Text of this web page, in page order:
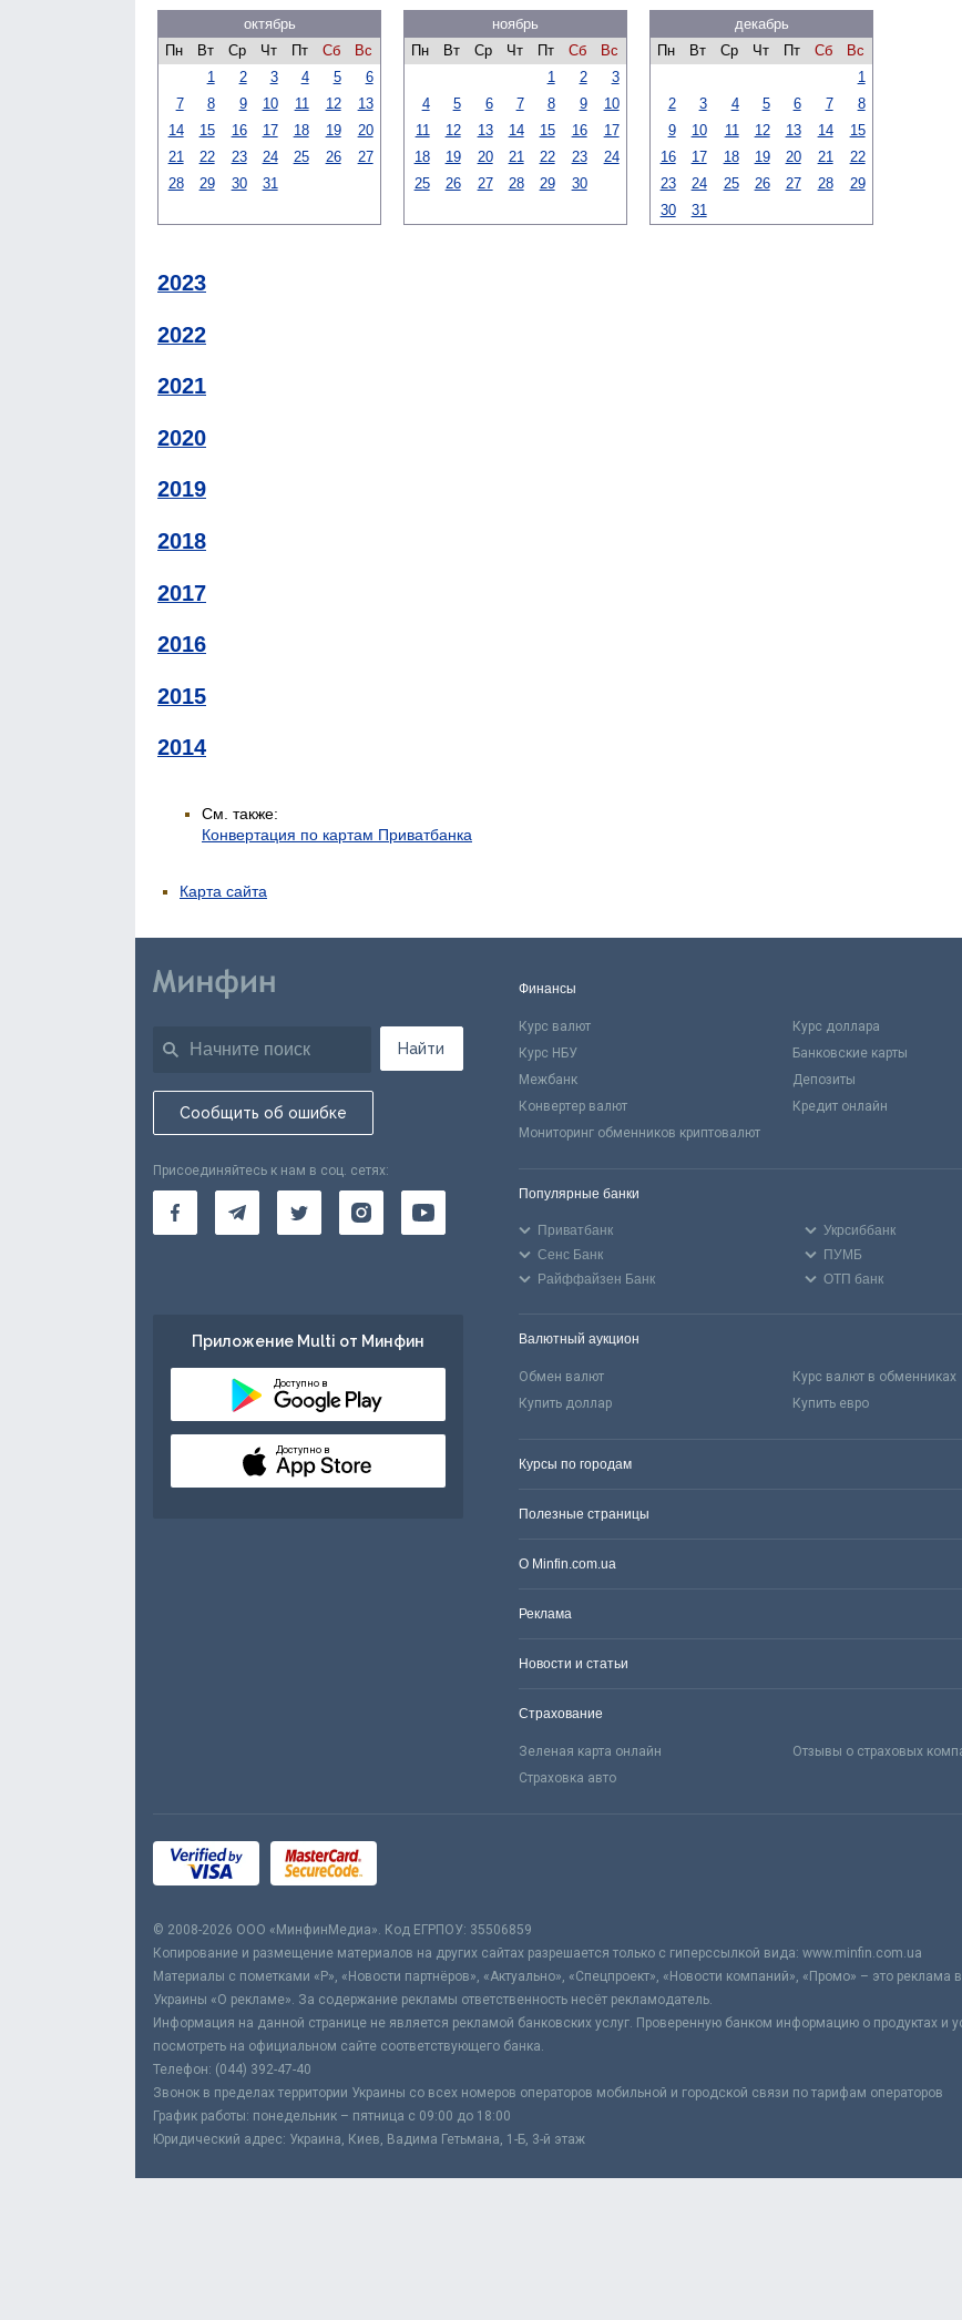
октябрь
Пн
Вт Ср Чт Пт Сб
Вс
1
2 3 4 5
6
7
8 9 10 11 12
13
14
15 16 17 18 19
20
21
22 23 24 25 26
27
28
29 30 31
ноябрь
Пн
Вт Ср Чт Пт Сб
Вс
1
2
3
4
5 6 7 8 9
10
11
12 13 14 15 16
17
18
19 20 21 22 23
24
25
26 27 28 29 30
декабрь
Пн
Вт Ср Чт Пт Сб
Вс
1
2
3 4 5 6 7
8
9
10 11 12 13 14
15
16
17 18 19 20 21
22
23
24 25 26 27 28
29
30
31
2023
2022
2021
2020
2019
2018
2017
2016
2015
2014
См. также:
Конвертация по картам Приватбанка
Карта сайта
Найти
Сообщить об ошибке
Присоединяйтесь к нам в соц. сетях:
Приложение Multi от Минфин
Доступно в
Доступно в
Финансы
Курс валют Курс доллара
Курс НБУ
Банковские карты
Межбанк
Депозиты
Конвертер валют
Кредит онлайн
Мониторинг обменников криптовалют
Популярные банки
Приватбанк Укрсиббанк
Сенс Банк
ПУМБ
Райффайзен Банк
ОТП банк
Валютный аукцион
Обмен валют Курс валют в обменниках
Купить доллар
Купить евро
Курсы по городам
Полезные страницы
О Minfin.com.ua
Реклама
Новости и статьи
Страхование
Зеленая карта онлайн Отзывы о страховых
Страховка авто
© 2008-2026 ООО «МинфинМедиа». Код ЕГРПОУ: 35506859
Копирование и размещение материалов на других сайтах разрешается только с гиперссылкой вида: www.minfin.com.ua
Материалы с пометками «Р», «Новости партнёров», «Актуально», «Спецпроект», «Новости компаний», «Промо» – это реклама
Украины «О рекламе». За содержание рекламы ответственность несёт рекламодатель.
Информация на данной странице не является рекламой банковских услуг. Проверенную банком информацию о продуктах и
посмотреть на официальном сайте соответствующего банка.
Телефон: (044) 392-47-40
Звонок в пределах территории Украины со всех номеров операторов мобильной и городской связи по тарифам операторов
График работы: понедельник – пятница с 09:00 до 18:00
Юридический адрес: Украина, Киев, Вадима Гетьмана, 1-Б, 3-й этаж